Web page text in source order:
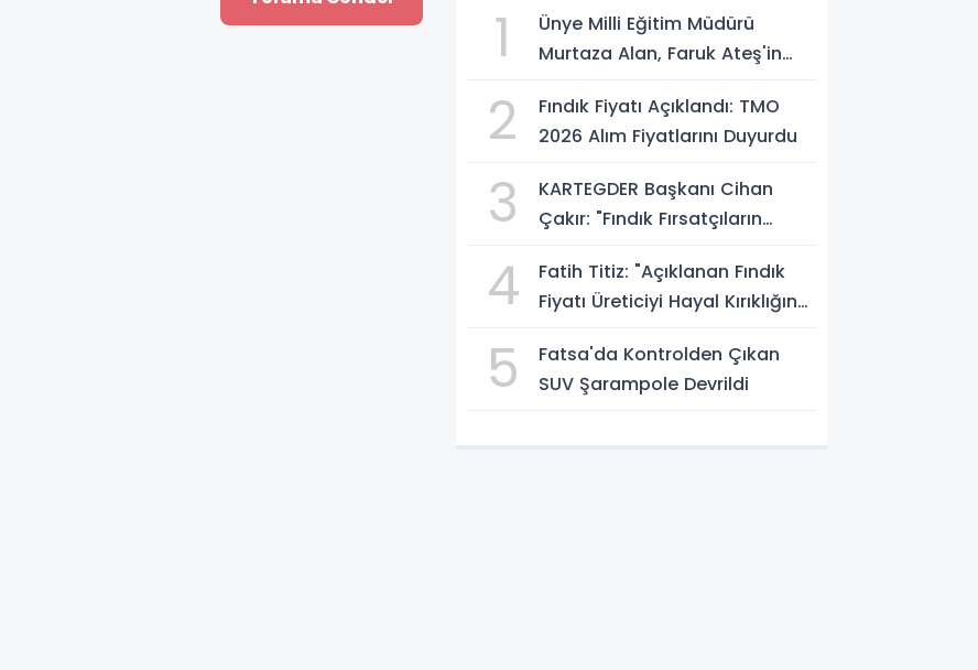
1
Ünye Milli Eğitim Müdürü
Murtaza Alan, Faruk Ateş'in
2
Fındık Fiyatı Açıklandı: TMO
2026 Alım Fiyatlarını Duyurdu
3
KARTEGDER Başkanı Cihan
Çakır: "Fındık Fırsatçıların
4
Fatih Titiz: "Açıklanan Fındık
Fiyatı Üreticiyi Hayal Kırıklığına
5
Fatsa'da Kontrolden Çıkan
SUV Şarampole Devrildi